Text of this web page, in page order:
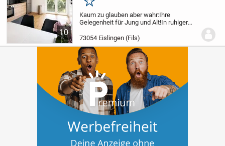
10
Merken
Kaum zu glauben aber wahr:Ihre
Gelegenheit für Jung und Alt!In ruhiger
Zimmer-Wohnung in der Größe von knapp
96m² im 1. OG mit Balkon zur Verfügung.
Diese...
73054 Eislingen (Fils)